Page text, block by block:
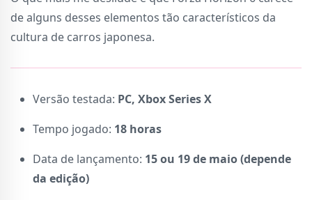
de alguns desses elementos tão característicos da
cultura de carros japonesa.
Versão testada: PC, Xbox Series X
Tempo jogado: 18 horas
Data de lançamento: 15 ou 19 de maio (depende
da edição)